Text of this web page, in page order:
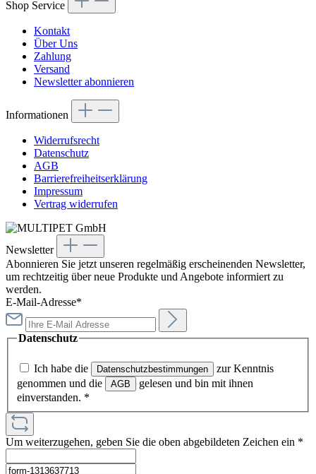
Shop Service
Kontakt
Über Uns
Zahlung
Versand
Newsletter abonnieren
Informationen
Widerrufsrecht
Datenschutz
AGB
Barrierefreiheitserklärung
Impressum
Vertrag widerrufen
Newsletter
Abonnieren Sie jetzt unseren regelmäßig erscheinenden Newsletter,
um rechtzeitig über neue Produkte und Angebote informiert zu
werden.
E-Mail-Adresse*
Datenschutz
Ich habe die Datenschutzbestimmungen
zur Kenntnis
genommen und die
AGB
gelesen und bin mit ihnen
einverstanden. *
Um weiterzugehen, geben Sie die oben abgebildeten Zeichen ein *